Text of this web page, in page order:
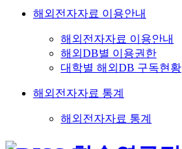
해외전자자료 이용안내
해외전자자료 이용안내
해외DB별 이용권한
대학별 해외DB 구독현황
해외전자자료 통계
해외전자자료 통계